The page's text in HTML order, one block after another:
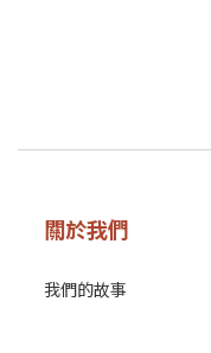
關於我們
我們的故事